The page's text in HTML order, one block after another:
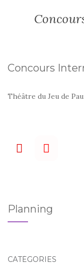
Concours
Théâtre du Jeu de
Planning
CATÉGORIES